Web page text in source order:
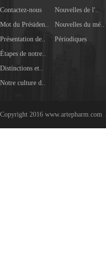
Contactez-nous
Mot du Présiden..
Présentation de..
Étapes de notre..
Distinctions et..
Notre culture d..
Nouvelles de l'..
Nouvelles du mé..
Périodiques
Copyright 2016 www.artepharm.com